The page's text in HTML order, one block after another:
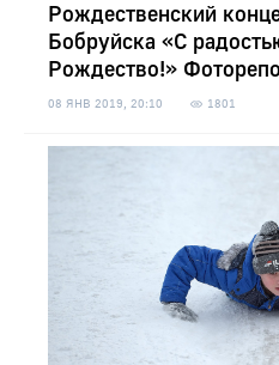
Рождественский
Бобруйска «С
Рождество!»
08 ЯНВ 2019, 20:10 1801